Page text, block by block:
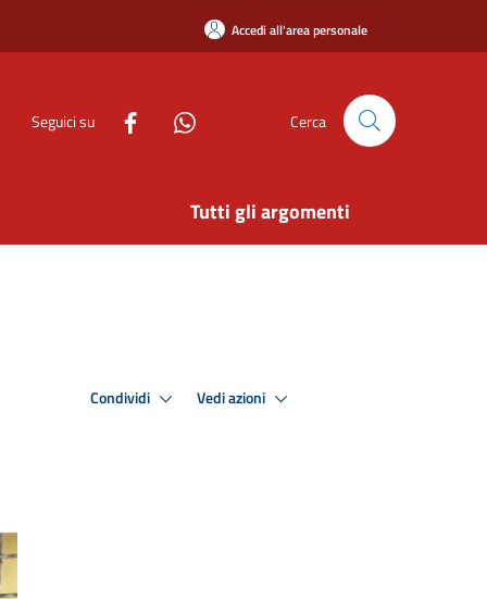
Accedi all'area personale
Seguici su Cerca
Tutti gli argomenti
Condividi Vedi azioni